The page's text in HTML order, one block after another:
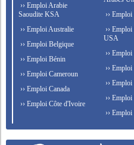
›› Emploi Arabie
Saoudite KSA
›› Emploi Australie
›› Emploi Belgique
›› Emploi Bénin
›› Emploi Cameroun
›› Emploi Canada
›› Emploi Côte d'Ivoire
››
››
USA
››
››
››
››
››